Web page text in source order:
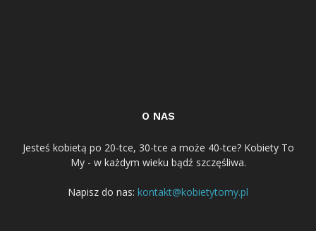
O NAS
Jesteś kobietą po 20-tce, 30-tce a może 40-tce? Kobiety To
My - w każdym wieku bądź szczęśliwa.
Napisz do nas: kontakt@kobietytomy.pl